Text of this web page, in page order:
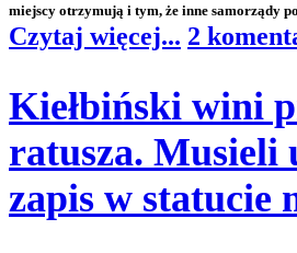
miejscy otrzymują i tym, że inne samorządy
Czytaj więcej... 2
Kiełbiński wini
ratusza. Musieli
zapis w statucie